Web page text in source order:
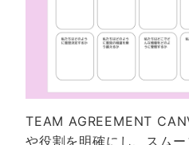
TEAM AGREEMENT
や役割を明確にし、スム